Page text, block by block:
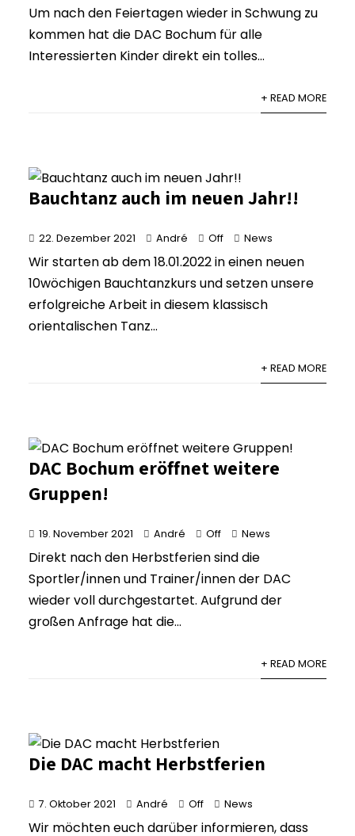
Um nach den Feiertagen wieder in Schwung zu
kommen hat die DAC Bochum für alle
Interessierten Kinder direkt ein tolles...
+ READ MORE
Bauchtanz auch im neuen Jahr!!
22. Dezember 2021 André Off News
Wir starten ab dem 18.01.2022 in einen neuen
10wöchigen Bauchtanzkurs und setzen unsere
erfolgreiche Arbeit in diesem klassisch
orientalischen Tanz...
+ READ MORE
DAC Bochum eröffnet weitere
Gruppen!
19. November 2021 André Off News
Direkt nach den Herbstferien sind die
Sportler/innen und Trainer/innen der DAC
wieder voll durchgestartet. Aufgrund der
großen Anfrage hat die...
+ READ MORE
Die DAC macht Herbstferien
7. Oktober 2021 André Off News
Wir möchten euch darüber informieren, dass